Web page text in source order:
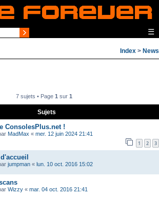
☰
Index > News
7 sujets • Page 1 sur 1
Sujets
ConsolesPlus.net !
MadMax « mer. 12 juin 2024 21:41
1 2 3
jumpman « lun. 10 oct. 2016 15:02
Wizzy « mar. 04 oct. 2016 21:41